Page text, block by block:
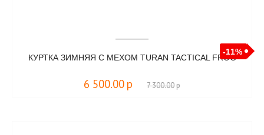
-11%
КУРТКА ЗИМНЯЯ С МЕХОМ TURAN TACTICAL FROG
6 500.00 р 7 300.00р